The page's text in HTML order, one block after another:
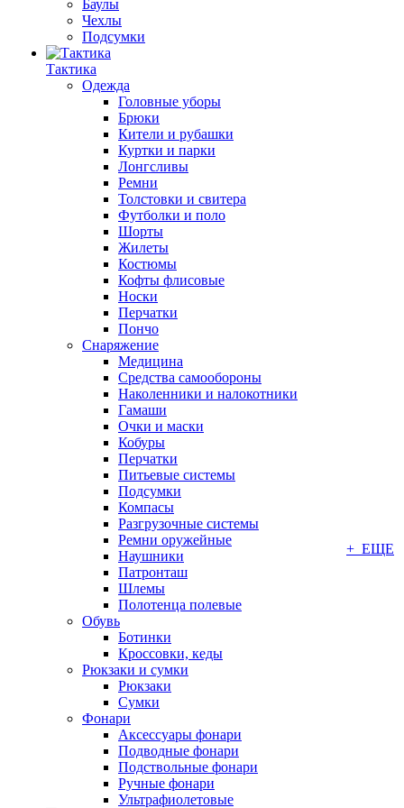
Баулы
Чехлы
Подсумки
Тактика
Одежда
Головные уборы
Брюки
Кители и рубашки
Куртки и парки
Лонгсливы
Ремни
Толстовки и свитера
Футболки и поло
Шорты
Жилеты
Костюмы
Кофты флисовые
Носки
Перчатки
Пончо
Снаряжение
Медицина
Средства самообороны
Наколенники и налокотники
Гамаши
Очки и маски
Кобуры
Перчатки
Питьевые системы
Подсумки
Компасы
Разгрузочные системы
Ремни оружейные
Наушники
Патронташ
Шлемы
Полотенца полевые
Обувь
Ботинки
Кроссовки, кеды
Рюкзаки и сумки
Рюкзаки
Сумки
Фонари
Аксессуары фонари
Подводные фонари
Подствольные фонари
Ручные фонари
Ультрафиолетовые
+ ЕЩЕ